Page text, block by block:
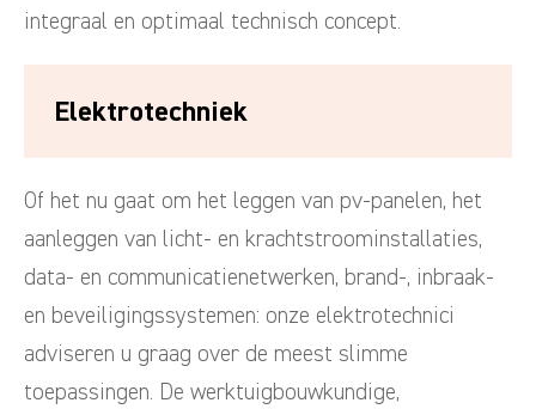
integraal en optimaal technisch concept.
Elektrotechniek
Of het nu gaat om het leggen van pv-panelen, het
aanleggen van licht- en krachtstroominstallaties,
data- en communicatienetwerken, brand-, inbraak-
en beveiligingssystemen: onze elektrotechnici
adviseren u graag over de meest slimme
toepassingen. De werktuigbouwkundige,